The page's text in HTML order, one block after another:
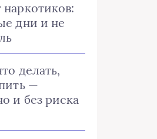
дни и не
делать,
—
и без риска